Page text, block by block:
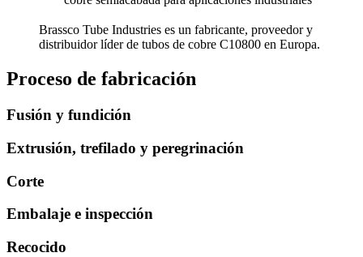
Brassco Tube Industries es un fabricante, proveedor y
distribuidor líder de tubos de cobre C10800 en Europa.
Proceso de fabricación
Fusión y fundición
Extrusión, trefilado y peregrinación
Corte
Embalaje e inspección
Recocido